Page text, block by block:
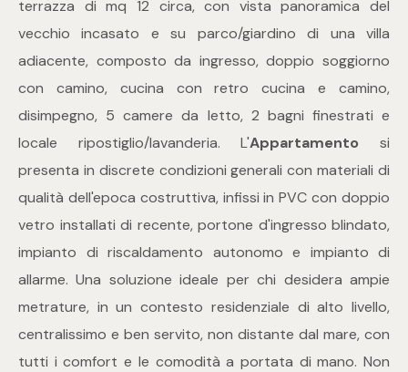
terrazza di mq 12 circa, con vista panoramica del
vecchio incasato e su parco/giardino di una villa
adiacente, composto da ingresso, doppio soggiorno
con camino, cucina con retro cucina e camino,
disimpegno, 5 camere da letto, 2 bagni finestrati e
locale ripostiglio/lavanderia. L'Appartamento si
presenta in discrete condizioni generali con materiali di
qualità dell'epoca costruttiva, infissi in PVC con doppio
vetro installati di recente, portone d'ingresso blindato,
impianto di riscaldamento autonomo e impianto di
allarme. Una soluzione ideale per chi desidera ampie
metrature, in un contesto residenziale di alto livello,
centralissimo e ben servito, non distante dal mare, con
tutti i comfort e le comodità a portata di mano. Non
Totale
mq
Qualsiasi